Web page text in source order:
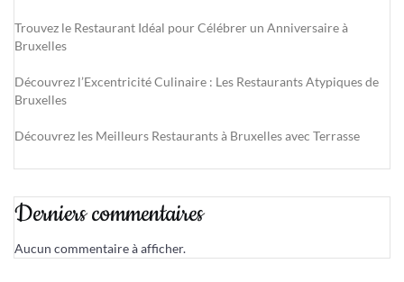
Trouvez le Restaurant Idéal pour Célébrer un Anniversaire à
Bruxelles
Découvrez l’Excentricité Culinaire : Les Restaurants Atypiques de
Bruxelles
Découvrez les Meilleurs Restaurants à Bruxelles avec Terrasse
Derniers commentaires
Aucun commentaire à afficher.